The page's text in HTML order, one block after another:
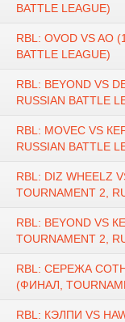
BATTLE LEAGUE)
RBL: OVOD VS AO
BATTLE LEAGUE)
RBL: BEYOND VS
RUSSIAN BATTLE
RBL: MOVEC VS
RUSSIAN BATTLE
RBL: DIZ
TOURNAMENT 2,
RBL: BEYOND VS
TOURNAMENT 2,
RBL: СЕРЕЖА
(ФИНАЛ,
RBL: КЭЛПИ VS